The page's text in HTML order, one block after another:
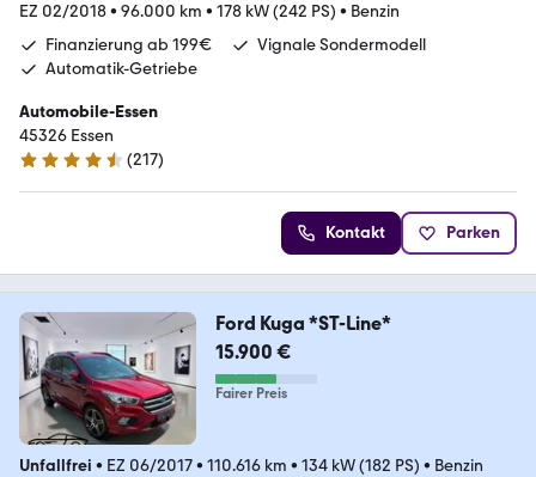
EZ 02/2018• 96.000 km • 178 kW (242 PS) • Benzin
Finanzierung ab 199€
Vignale Sondermodell
Automatik-Getriebe
Automobile-Essen
45326 Essen
4.7 Sterne
(217)
Kontakt Parken
Ford Kuga *ST-Line*
15.900 €
Fairer Preis
Unfallfrei • EZ 06/2017• 110.616 km • 134 kW (182 PS) • Benzin